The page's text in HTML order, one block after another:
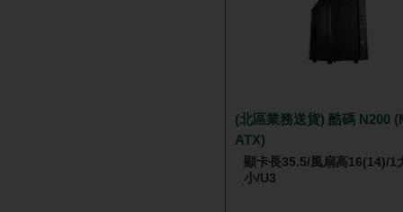
(北區業務送貨) 酷碼 N200
ATX)
顯卡長35.5/風扇高16(14)/1
小/U3